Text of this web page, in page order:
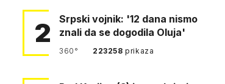
2
Srpski vojnik: '12 dana nismo
znali da se dogodila Oluja'
360° 223258prikaza